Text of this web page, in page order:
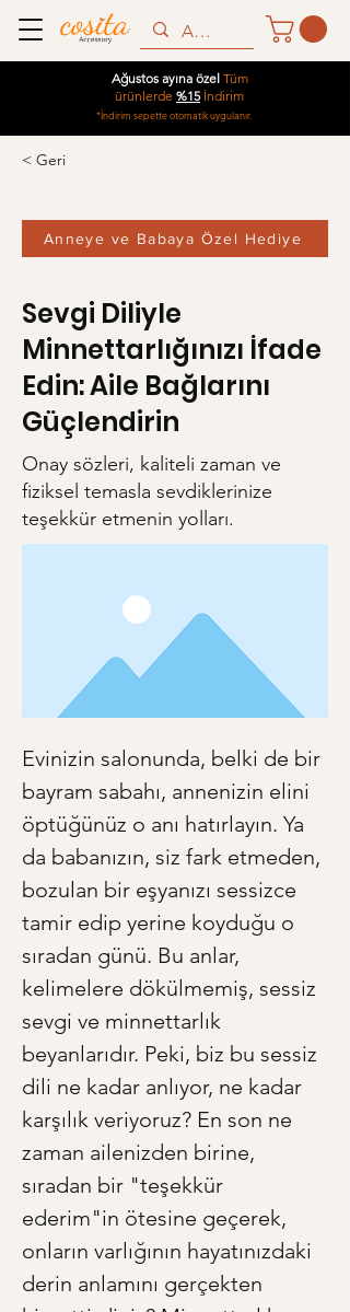
Ağustos ayına özel Tüm
ürünlerde %15İndirim
*İndirim sepette otomatik uygulanır.
< Geri
Anneye ve Babaya Özel Hediye
Sevgi Diliyle
Minnettarlığınızı İfade
Edin: Aile Bağlarını
Güçlendirin
Onay sözleri, kaliteli zaman ve
fiziksel temasla sevdiklerinize
teşekkür etmenin yolları.
Evinizin salonunda, belki de bir
bayram sabahı, annenizin elini
öptüğünüz o anı hatırlayın. Ya
da babanızın, siz fark etmeden,
bozulan bir eşyanızı sessizce
tamir edip yerine koyduğu o
sıradan günü. Bu anlar,
kelimelere dökülmemiş, sessiz
sevgi ve minnettarlık
beyanlarıdır. Peki, biz bu sessiz
dili ne kadar anlıyor, ne kadar
karşılık veriyoruz? En son ne
zaman ailenizden birine,
sıradan bir "teşekkür
ederim"in ötesine geçerek,
onların varlığının hayatınızdaki
derin anlamını gerçekten